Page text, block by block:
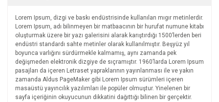
Lorem Ipsum, dizgi ve baskı endüstrisinde kullanılan mıgır metinlerdir.
Lorem Ipsum, adı bilinmeyen bir matbaacının bir hurufat numune kitabı
oluşturmak üzere bir yazı galerisini alarak karıştırdığı 1500’lerden beri
endüstri standardı sahte metinler olarak kullanılmıştır. Beşyüz yıl
boyunca varlığını sürdürmekle kalmamış, aynı zamanda pek
değişmeden elektronik dizgiye de sıçramıştır. 1960’larda Lorem Ipsum
pasajları da içeren Letraset yapraklarının yayınlanması ile ve yakın
zamanda Aldus PageMaker gibi Lorem Ipsum sürümleri içeren
masaüstü yayıncılık yazılımları ile popüler olmuştur. Yinelenen bir
sayfa içeriğinin okuyucunun dikkatini dağıttığı bilinen bir gerçektir.